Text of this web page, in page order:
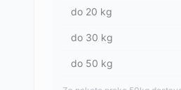
do 20 kg
do 30 kg
do 50 kg